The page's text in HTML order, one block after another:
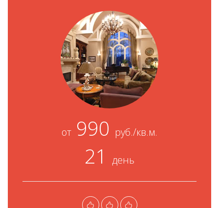
от 990 руб./кв.м.
21 день